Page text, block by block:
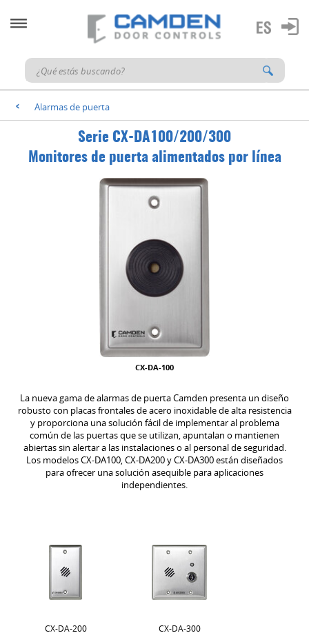
< Alarmas de puerta
Serie CX-DA100/200/300
Monitores de puerta alimentados por línea
CX-DA-100
La nueva gama de alarmas de puerta Camden presenta un diseño
robusto con placas frontales de acero inoxidable de alta resistencia
y proporciona una solución fácil de implementar al problema
común de las puertas que se utilizan, apuntalan o mantienen
abiertas sin alertar a las instalaciones o al personal de seguridad.
Los modelos CX-DA100, CX-DA200 y CX-DA300 están diseñados
para ofrecer una solución asequible para aplicaciones
independientes.
CX-DA-200 CX-DA-300